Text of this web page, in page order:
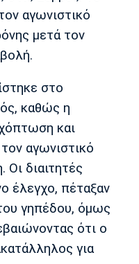
Πανσερραϊκός
Ατλέτικο
Μαδρίτης
Άρσεναλ
αγωνιστικό
μετά τον
στο
καθώς η
και
αγωνιστικό
Οι διαιτητές
έλεγχο, πέταξαν
γηπέδου, όμως
ότι ο
για